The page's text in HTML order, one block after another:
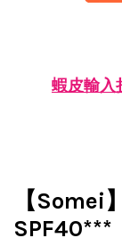
蝦皮輸入
【Somei
SPF40***